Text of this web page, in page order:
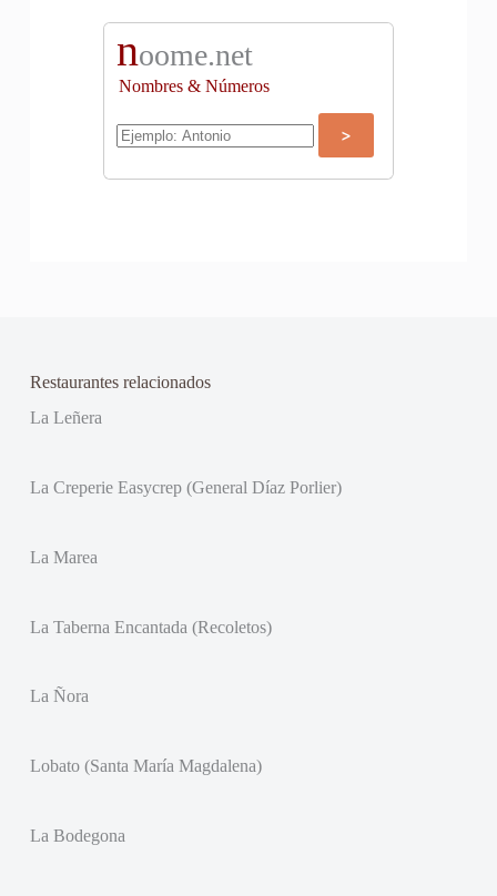
noome.net
Nombres & Números
Restaurantes relacionados
La Leñera
La Creperie Easycrep (General Díaz Porlier)
La Marea
La Taberna Encantada (Recoletos)
La Ñora
Lobato (Santa María Magdalena)
La Bodegona